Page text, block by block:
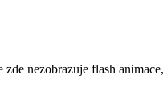
zde nezobrazuje flash